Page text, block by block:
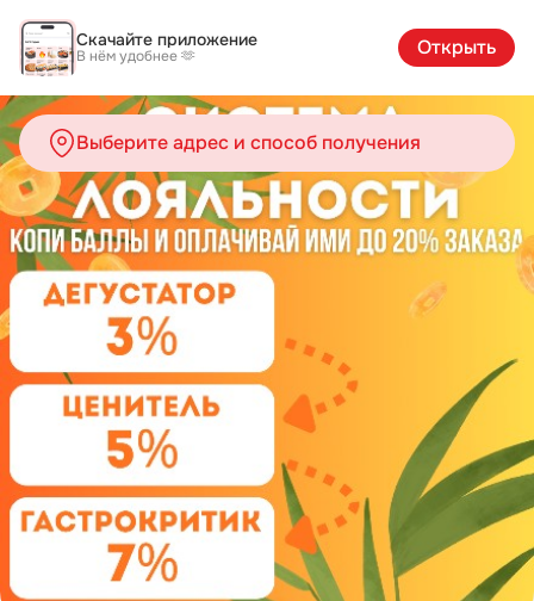
Скачайте приложение
В нём удобнее 🫶 Открыть
Выберите адрес и способ получения
Студия Суши Самато | Каталог